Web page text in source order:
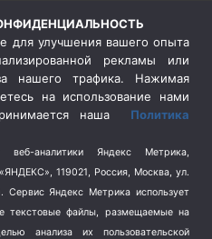
для улучшения вашего опыта
рекламы или
нашего трафика. Нажимая
на использование нами
наша Политика
аналитики Яндекс Метрика,
119021, Россия, Москва, ул.
Яндекс Метрика использует
текстовые файлы, размещаемые на
анализа их пользовательской